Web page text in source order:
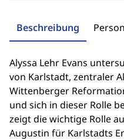
Beschreibung
Alyssa Lehr Evans
von Karlstadt, zentraler
Wittenberger
und sich in dieser Rolle
zeigt die wichtige Rolle
Augustin für Karlstadts